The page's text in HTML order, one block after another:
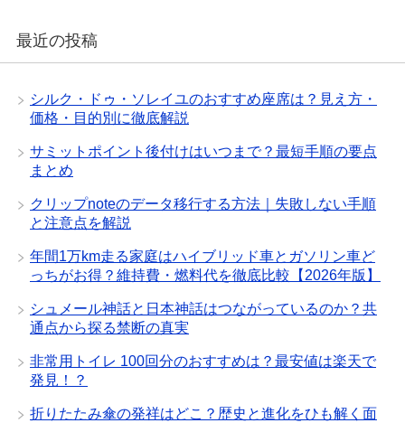
最近の投稿
シルク・ドゥ・ソレイユのおすすめ座席は？見え方・
価格・目的別に徹底解説
サミットポイント後付けはいつまで？最短手順の要点
まとめ
クリップnoteのデータ移行する方法｜失敗しない手順
と注意点を解説
年間1万km走る家庭はハイブリッド車とガソリン車ど
っちがお得？維持費・燃料代を徹底比較【2026年版】
シュメール神話と日本神話はつながっているのか？共
通点から探る禁断の真実
非常用トイレ 100回分のおすすめは？最安値は楽天で
発見！？
折りたたみ傘の発祥はどこ？歴史と進化をひも解く面